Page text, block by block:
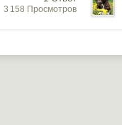
3 158 Просмотров